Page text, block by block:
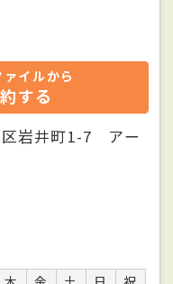
イルから
する
区岩井町1-7 アー